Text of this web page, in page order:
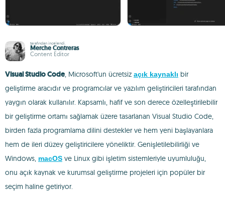
tarafından incelendi.
Merche Contreras
Content Editor
Visual Studio Code, Microsoft'un ücretsiz açık kaynaklı bir
geliştirme aracıdır ve programcılar ve yazılım geliştiricileri tarafından
yaygın olarak kullanılır. Kapsamlı, hafif ve son derece özelleştirilebilir
bir geliştirme ortamı sağlamak üzere tasarlanan Visual Studio Code,
birden fazla programlama dilini destekler ve hem yeni başlayanlara
hem de ileri düzey geliştiricilere yöneliktir. Genişletilebilirliği ve
Windows, macOS ve Linux gibi işletim sistemleriyle uyumluluğu,
onu açık kaynak ve kurumsal geliştirme projeleri için popüler bir
seçim haline getiriyor.